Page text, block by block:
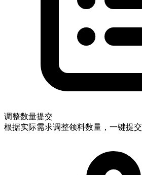
调整数量提交
根据实际需求调整领料数量，一键提交